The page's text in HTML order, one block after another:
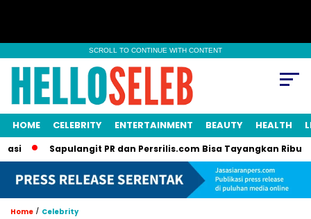
SCROLL TO CONTINUE WITH CONTENT
HOME CELEBRITY ENTERTAINMENT BEAUTY HEALTH
Sapulangit PR dan Persrilis.com Bisa Tayangkan Ribuan Press
Home / Celebrity